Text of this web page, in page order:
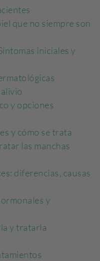
que no siempre son
iniciales y
y opciones
y cómo se trata
las manchas
diferencias, causas
y
y tratarla